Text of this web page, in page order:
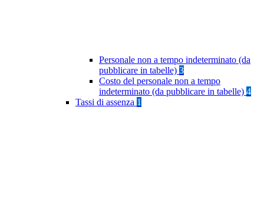
Personale non a tempo indeterminato (da
pubblicare in tabelle) 3
Costo del personale non a tempo
indeterminato (da pubblicare in tabelle) 4
Tassi di assenza 1